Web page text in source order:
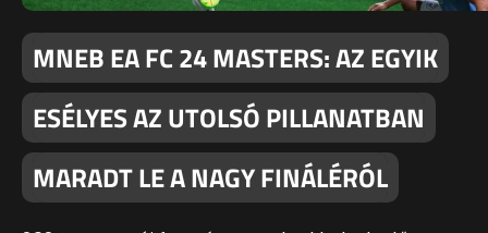
MNEB EA FC 24 MASTERS: AZ EGYIK
ESÉLYES AZ UTOLSÓ PILLANATBAN
MARADT LE A NAGY FINÁLÉRÓL